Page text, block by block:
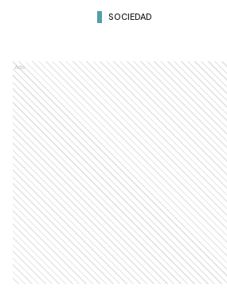
SOCIEDAD
Ads